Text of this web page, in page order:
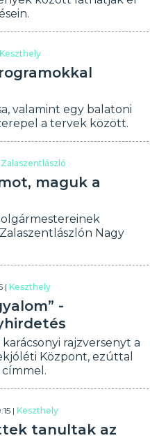
Keszthely
valamint egy balatoni
a tervek között.
Zalaszentlászló
maguk a
Nagy
|Keszthely
-
rajzversenyt a
Központ, ezúttal
címmel.
|Keszthely
tanultak az